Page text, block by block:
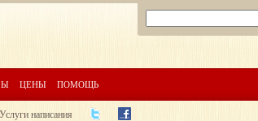
ЦЕНЫ ПОМОЩЬ
Услуги написания